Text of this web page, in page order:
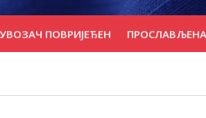
ПОВРИЈЕЂЕН ПРОСЛАВЉЕНА